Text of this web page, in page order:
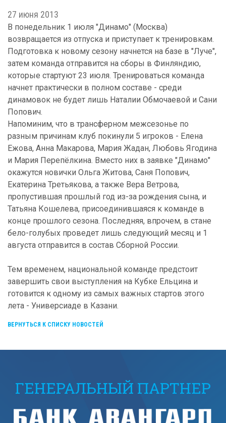
27 июня 2013
В понедельник 1 июля "Динамо" (Москва)
возвращается из отпуска и приступает к тренировкам.
Подготовка к новому сезону начнется на базе в "Луче",
затем команда отправится на сборы в Финляндию,
которые стартуют 23 июля. Тренироваться команда
начнет практически в полном составе - среди
динамовок не будет лишь Наталии Обмочаевой и Сани
Попович.
Напоминим, что в трансферном межсезонье по
разным причинам клуб покинули 5 игроков - Елена
Ежова, Анна Макарова, Мария Жадан, Любовь Ягодина
и Мария Перепёлкина. Вместо них в заявке "Динамо"
окажутся новички Ольга Житова, Саня Попович,
Екатерина Третьякова, а также Вера Ветрова,
пропустившая прошлый год из-за рождения сына, и
Татьяна Кошелева, присоединившаяся к команде в
конце прошлого сезона. Последняя, впрочем, в стане
бело-голубых проведет лишь следующий месяц и 1
августа отправится в состав Сборной России.
Тем временем, национальной команде предстоит
завершить свои выступления на Кубке Ельцина и
готовится к одному из самых важных стартов этого
лета - Универсиаде в Казани.
ВЕРНУТЬСЯ К СПИСКУ НОВОСТЕЙ
ГЕНЕРАЛЬНЫЙ ПАРТНЕР